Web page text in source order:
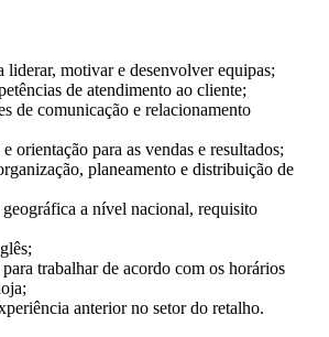
liderar, motivar e desenvolver equipas;
de atendimento ao cliente;
de comunicação e relacionamento
orientação para as vendas e resultados;
planeamento e distribuição de
a nível nacional, requisito
trabalhar de acordo com os horários
anterior no setor do retalho.